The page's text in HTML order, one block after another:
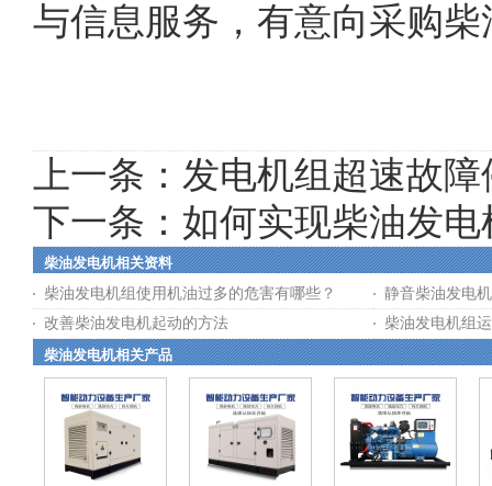
与信息服务，有意向采购
上一条： 发电机组超速故
下一条： 如何实现柴油发
柴油发电机相关资料
柴油发电机组使用机油过多的危害有哪些？
静音柴油发电
改善柴油发电机起动的方法
柴油发电机组
柴油发电机相关产品